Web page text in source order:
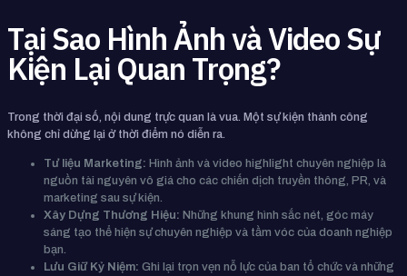
Tại Sao Hình Ảnh và Video Sự
Kiện Lại Quan Trọng?
Trong thời đại số, nội dung trực quan là vua. Một sự kiện thành công
không chỉ dừng lại ở thời điểm nó diễn ra.
Tư liệu Marketing: Hình ảnh và video highlight chuyên nghiệp là
nguồn tài nguyên vô giá cho các chiến dịch truyền thông, PR, và
marketing sau sự kiện.
Xây Dựng Thương Hiệu: Những khung hình sắc nét, góc máy
sáng tạo thể hiện sự chuyên nghiệp và tầm vóc của doanh nghiệp
bạn.
Lưu Giữ Kỷ Niệm: Ghi lại trọn vẹn nỗ lực của ban tổ chức và những